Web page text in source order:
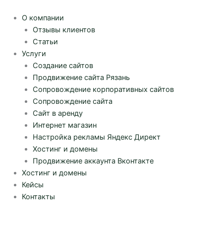
содержимому
О компании
Отзывы клиентов
Статьи
Услуги
Создание сайтов
Продвижение сайта Рязань
Сопровождение корпоративных сайтов
Сопровождение сайта
Сайт в аренду
Интернет магазин
Настройка рекламы Яндекс Директ
Хостинг и домены
Продвижение аккаунта Вконтакте
Хостинг и домены
Кейсы
Контакты